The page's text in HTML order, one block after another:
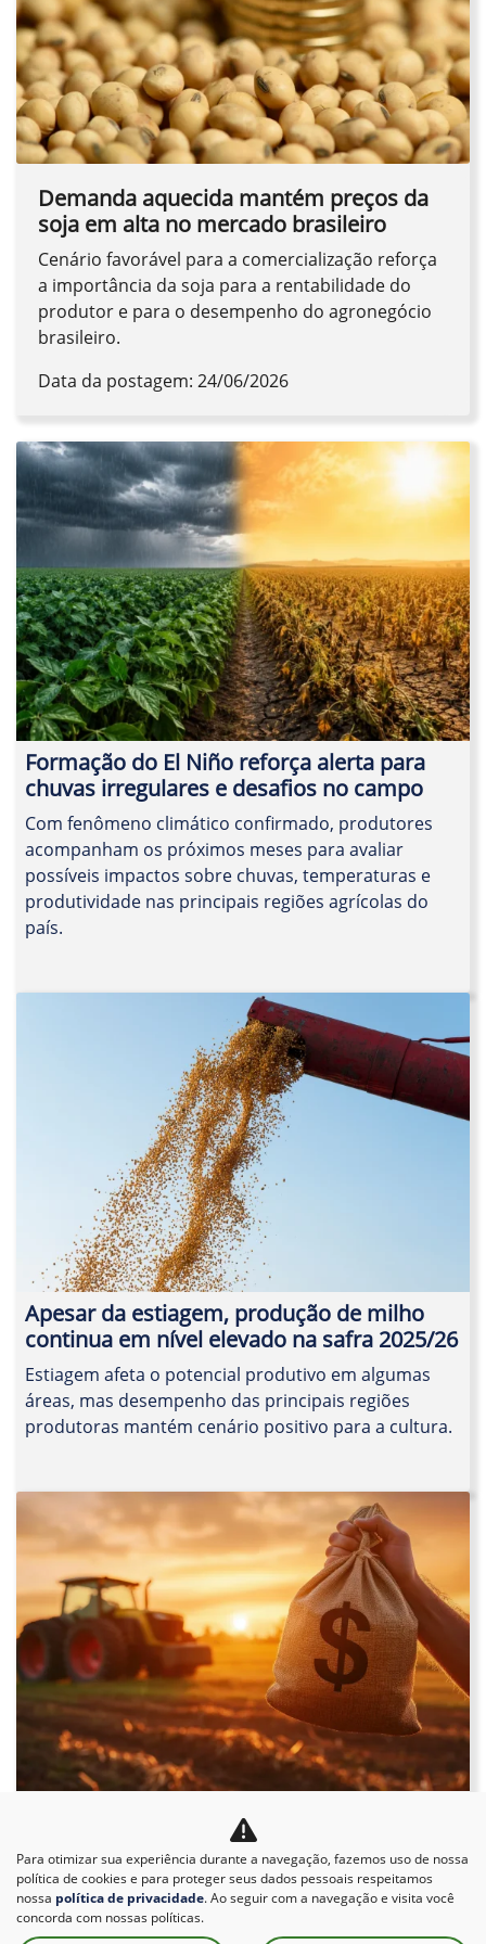
Demanda aquecida mantém preços da
soja em alta no mercado brasileiro
Cenário favorável para a comercialização reforça
a importância da soja para a rentabilidade do
produtor e para o desempenho do agronegócio
brasileiro.
Data da postagem: 24/06/2026
Formação do El Niño reforça alerta para
chuvas irregulares e desafios no campo
Com fenômeno climático confirmado, produtores
acompanham os próximos meses para avaliar
possíveis impactos sobre chuvas, temperaturas e
produtividade nas principais regiões agrícolas do
país.
Apesar da estiagem, produção de milho
continua em nível elevado na safra 2025/26
Estiagem afeta o potencial produtivo em algumas
áreas, mas desempenho das principais regiões
produtoras mantém cenário positivo para a cultura.
Com safra recorde, PIB do agronegócio
cresce 0,7% no primeiro trimestre de 2026
O agronegócio brasileiro manteve crescimento no
primeiro trimestre de 2026, impulsionado
principalmente pela safra recorde de grãos.
Para otimizar sua experiência durante a navegação, fazemos uso de nossa
política de cookies e para proteger seus dados pessoais respeitamos
nossa política de privacidade. Ao seguir com a navegação e visita você
concorda com nossas políticas.